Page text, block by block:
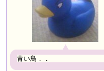
青い鳥．．